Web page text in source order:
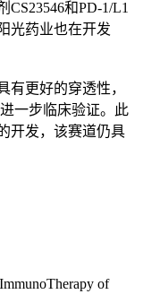
和PD-1/L1
光药业也在开发
更好的穿透性，
一步临床验证。此
开发，该赛道仍具
of